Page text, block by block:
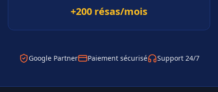
+200 résas/mois
Google Partner Paiement sécurisé Support 24/7